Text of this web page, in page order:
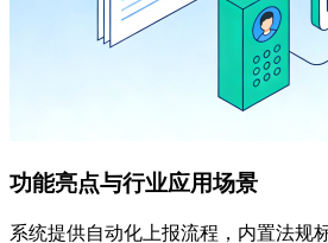
功能亮点与行业应用场景
系统提供自动化上报流程，内置法规